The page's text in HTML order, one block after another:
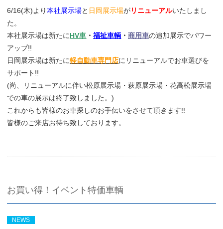
6/16(木)より本社展示場と 日岡展示場がリニューアルいたしまし
た。
本社展示場は新たにHV車 ・福祉車輌 ・商用車の追加展示でパワー
アップ!!
日岡展示場は新たに軽自動車専門店にリニューアルでお車選びを
サポート!!
(尚、リニューアルに伴い松原展示場・萩原展示場・花高松展示場
での車の展示は終了致しました。)
これからも皆様のお車探しのお手伝いをさせて頂きます!!
皆様のご来店お待ち致しております。
お買い得！イベント特価車輌
NEWS